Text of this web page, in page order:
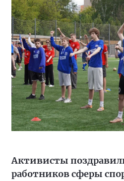
Активисты
работников сферы